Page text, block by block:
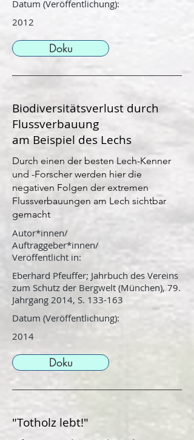
Datum (Veröffentlichung):
2012
Doku
Biodiversitätsverlust durch
Flussverbauung
am Beispiel des Lechs
Durch einen der besten Lech-Kenner
und -Forscher werden hier die
negativen Folgen der extremen
Flussverbauungen am Lech sichtbar
gemacht
Autor*innen/
Auftraggeber*innen/
Veröffentlicht in:
Eberhard Pfeuffer; Jahrbuch des Vereins
zum Schutz der Bergwelt (München), 79.
Jahrgang 2014, S. 133-163
Datum (Veröffentlichung):
2014
Doku
"Totholz lebt!"